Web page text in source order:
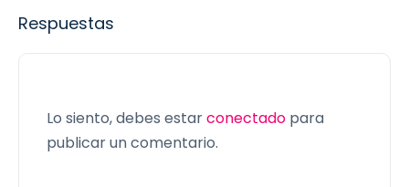
Respuestas
Lo siento, debes estarconectado para
publicar un comentario.